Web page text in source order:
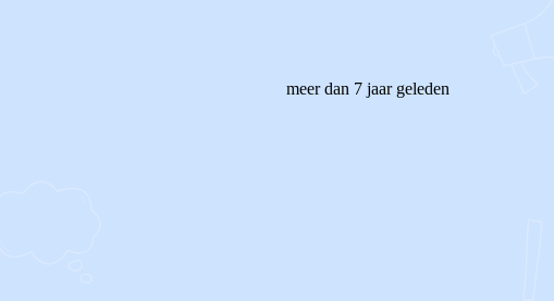
meer dan 7 jaar geleden